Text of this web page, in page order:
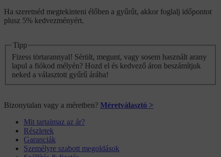
Ha szeretnéd megtekinteni élőben a gyűrűt, akkor foglalj időpontot
plusz 5% kedvezményért.
Tipp
Fizess törtarannyal! Sérült, megunt, vagy sosem használt arany
lapul a fiókod mélyén? Hozd el és kedvező áron beszámítjuk
neked a választott gyűrű árába!
Bizonytalan vagy a méretben? Méretválasztó >
Mit tartalmaz az ár?
Részletek
Garanciák
Személyre szabott megoldások